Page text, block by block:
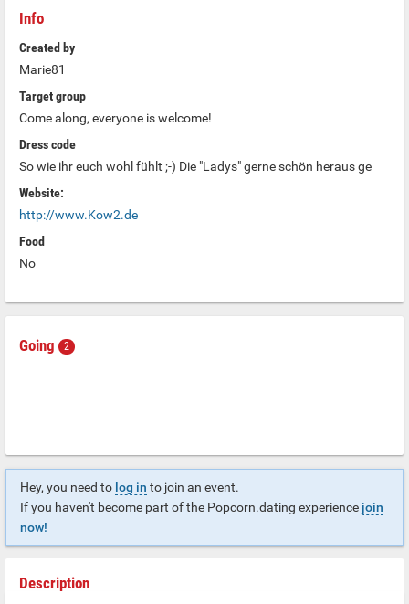
Info
Created by
Marie81
Target group
Come along, everyone is welcome!
Dress code
So wie ihr euch wohl fühlt ;-) Die "Ladys" gerne schön heraus ge
Website:
http://www.Kow2.de
Food
No
Going 2
Hey, you need to log in to join an event.
If you haven't become part of the Popcorn.dating experience join
now!
Description